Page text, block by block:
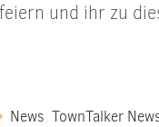
und ihr zu
News, TownTalker